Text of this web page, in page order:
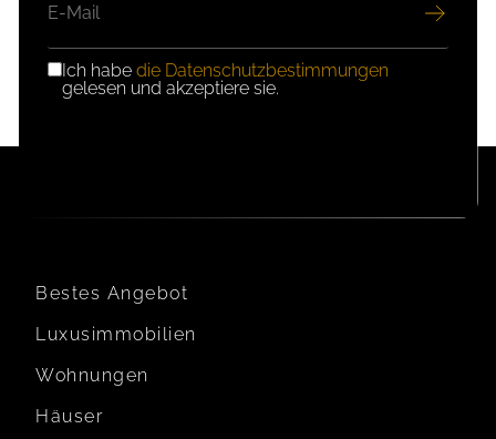
MAIL
DSGVO-
EINWILLIGUNG
Ich habe die Datenschutzbestimmungen
gelesen und akzeptiere sie.
Bestes Angebot
Luxusimmobilien
Wohnungen
Häuser